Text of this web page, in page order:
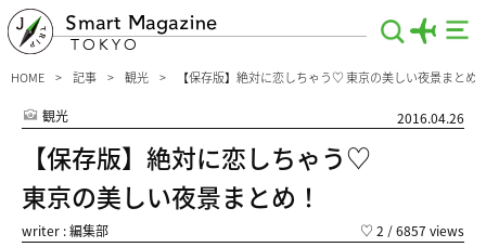
Smart Magazine
TOKYO
HOME 記事 観光 【保存版】絶対に恋しちゃう♡ 東京の美しい夜景まとめ
観光 2016.04.26
【保存版】絶対に恋しちゃう♡
東京の美しい夜景まとめ！
writer : 編集部 ♡ 2 / 6857 views